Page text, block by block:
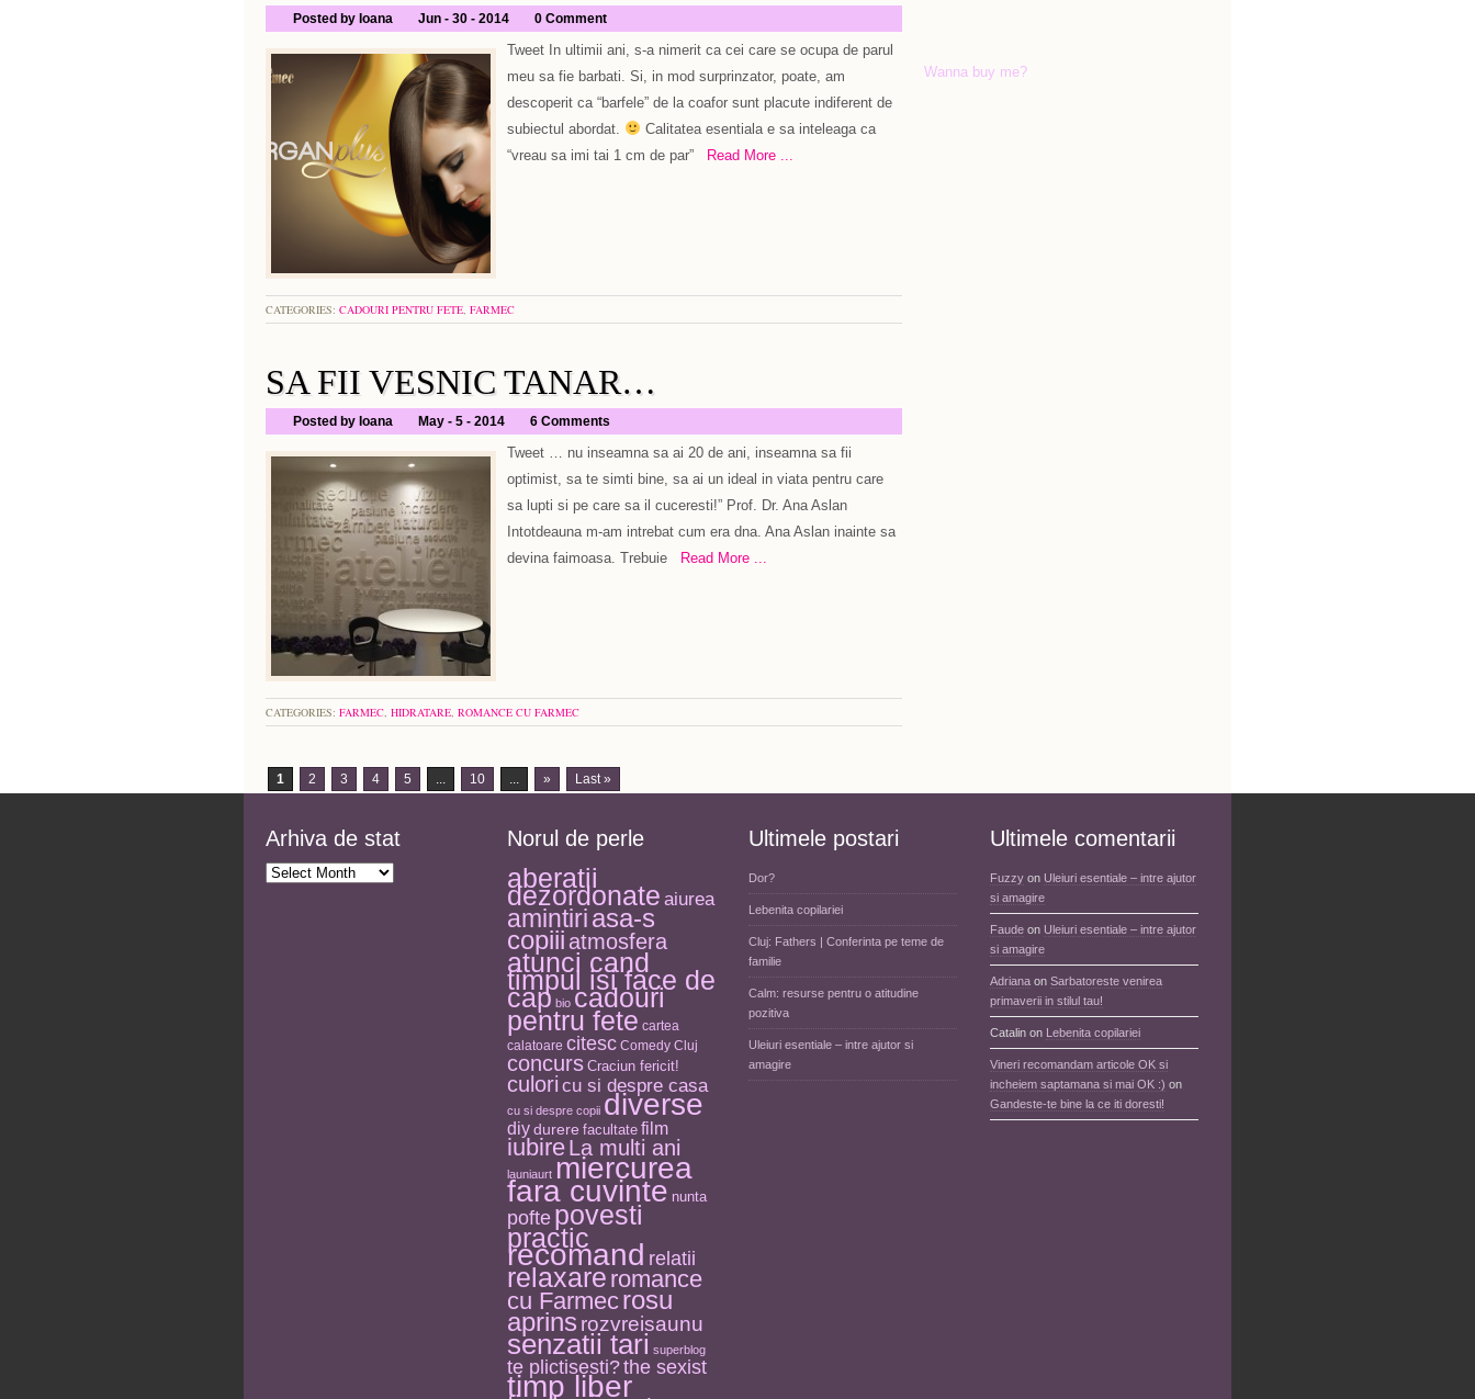
Posted by Ioana Jun - 30 - 2014 0 Comment
Tweet In ultimii ani, s-a nimerit ca cei care se ocupa de parul
meu sa fie barbati. Si, in mod surprinzator, poate, am
descoperit ca “barfele” de la coafor sunt placute indiferent de
subiectul abordat.
Calitatea esentiala e sa inteleaga ca
“vreau sa imi tai 1 cm de par” Read More ...
CATEGORIES: CADOURI PENTRU FETE, FARMEC
SA FII VESNIC TANAR…
Posted by Ioana May - 5 - 2014 6 Comments
Tweet … nu inseamna sa ai 20 de ani, inseamna sa fii
optimist, sa te simti bine, sa ai un ideal in viata pentru care
sa lupti si pe care sa il cuceresti!” Prof. Dr. Ana Aslan
Intotdeauna m-am intrebat cum era dna. Ana Aslan inainte sa
devina faimoasa. Trebuie Read More ...
CATEGORIES: FARMEC, HIDRATARE, ROMANCE CU FARMEC
1 2 3 4 5 ... 10 ... » Last »
Wanna buy me?
Arhiva de stat
Arhiva
de
Norul de perle
aberatii
dezordonate aiurea
amintiriasa-s
copiii atmosfera
atunci cand
timpul isi face de
cap bio cadouri
pentru fete cartea
calatoare citesc Comedy Cluj
concurs Craciun fericit!
culori cu si despre casa
cu si despre copii diverse
diydurere facultate film
iubireLa multi ani
launiaurt miercurea
fara cuvinte nunta
pofte povesti
practic
recomand relatii
relaxare romance
cu Farmecrosu
aprins rozvreisaunu
senzatii tari superblog
te plictisesti?the sexist
timp liber
Ultimele postari
Dor?
Lebenita copilariei
Cluj: Fathers | Conferinta pe teme de
familie
Calm: resurse pentru o atitudine
pozitiva
Uleiuri esentiale – intre ajutor si
amagire
Ultimele comentarii
Fuzzy on Uleiuri esentiale – intre ajutor
si amagire
Faude on Uleiuri esentiale – intre ajutor
si amagire
Adriana on Sarbatoreste venirea
primaverii in stilul tau!
Catalin on Lebenita copilariei
Vineri recomandam articole OK si
incheiem saptamana si mai OK :) on
Gandeste-te bine la ce iti doresti!